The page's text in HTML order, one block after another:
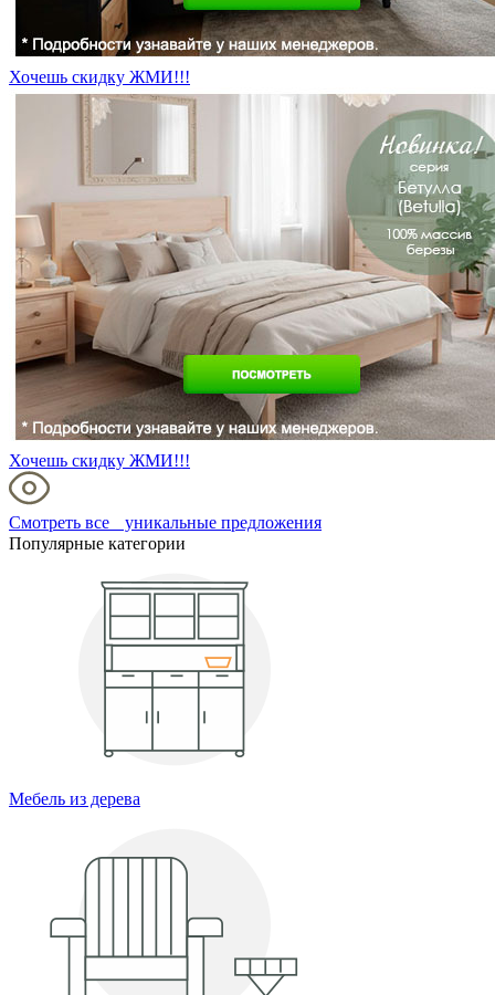
Хочешь скидку ЖМИ!!!
Хочешь скидку ЖМИ!!!
Смотреть все уникальные предложения
Популярные категории
Мебель из дерева